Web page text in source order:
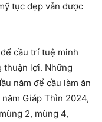
tục đẹp vẫn được
cầu trí tuệ minh
thuận lợi. Những
năm để cầu làm ăn
Giáp Thìn 2024,
2, mùng 4,